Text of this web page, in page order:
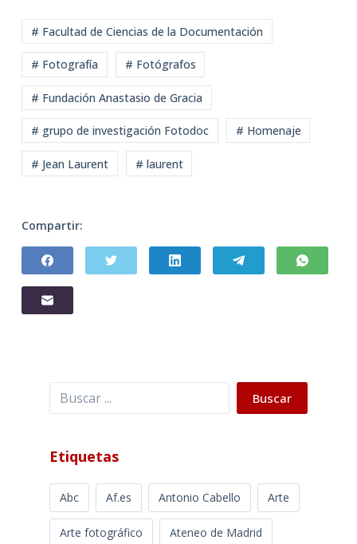
# Facultad de Ciencias de la Documentación
# Fotografía # Fotógrafos
# Fundación Anastasio de Gracia
# grupo de investigación Fotodoc # Homenaje
# Jean Laurent # laurent
Compartir:
Buscar Buscar
Etiquetas
Abc Af.es Antonio Cabello Arte
Arte fotográfico Ateneo de Madrid